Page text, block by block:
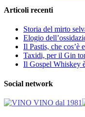
Articoli recenti
Storia del mirto
Elogio
Il Pastis, che cos’è
Taxidi, per il Gin
Il Gospel Whiskey
Social network